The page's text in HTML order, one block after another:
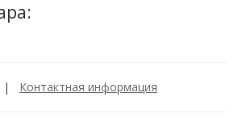
| Контактная информация